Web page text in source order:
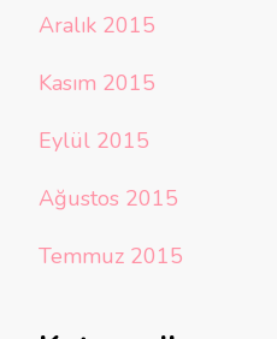
Aralık 2015
Kasım 2015
Eylül 2015
Ağustos 2015
Temmuz 2015